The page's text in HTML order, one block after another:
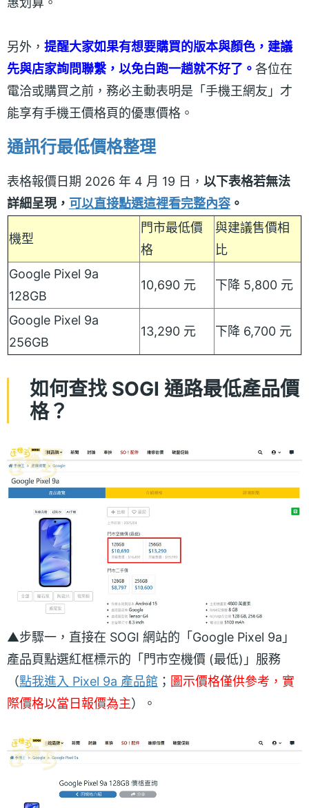
另外， 提醒大家如果有想要購買的版本與顏色，建議
先與店家詢問聯繫，以免白跑一趟就不好了。 各位在
電洽或購買之前，務必主動表明是「手機王網友」才
能享有手機王價格頁的優惠價格。
通訊行最低價格整理
表格報價日期 2026 年 4 月 19 日， 以下表格若無法
詳細呈現， 可以直接點選這裡看完整內容 。
機型
門市最低價
格
與建議售價相
比
Google Pixel 9a
128GB
10,690 元 下降 5,800 元
Google Pixel 9a
256GB
13,290 元 下降 6,700 元
如何查找 SOGI 通路最低產品價
格？
▲步驟一，直接在 SOGI 網站的「Google Pixel 9a」
產品頁點選紅框標示的「門市空機價 (最低)」服務
（點我進入 Pixel 9a 產品館 ； 圖示價格僅供參考，實
際價格以當日報價為主）。